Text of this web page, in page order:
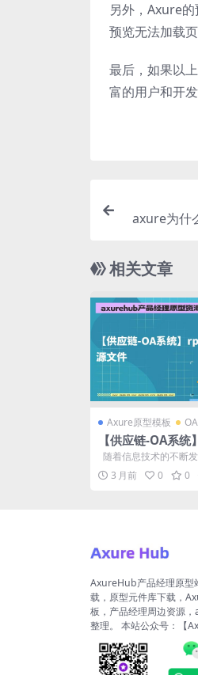
另外，Axure
预览无法加载
最后，如果以
富的用户和开
axure为什
相关文章
Axure原型模板 OA
【供应链-OA系统
品原型源文件
随着信息技术的不断
的办公方式已经无法满
益增长的协...
3 月前 0 0
AxureHub产品经理原型
载，原型元件库下载，
板，产品经理周边资源
整理。 本站公众号：【